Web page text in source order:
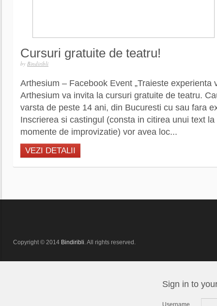
Cursuri gratuite de teatru!
by Bindiribli
Arthesium – Facebook Event „Traieste experienta
Arthesium va invita la cursuri gratuite de teatru.
varsta de peste 14 ani, din Bucuresti cu sau fara
Inscrierea si castingul (consta in citirea unui text
momente de improvizatie) vor avea loc...
VEZI DETALII
Copyright © 2014 Bindiribli. All rights reserved.
Sign in to
Username